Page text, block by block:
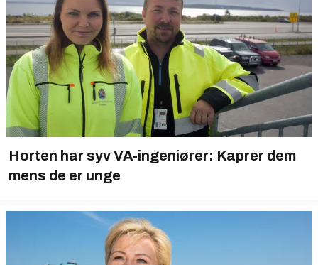
Horten har syv VA-ingeniører: Kaprer dem
mens de er unge